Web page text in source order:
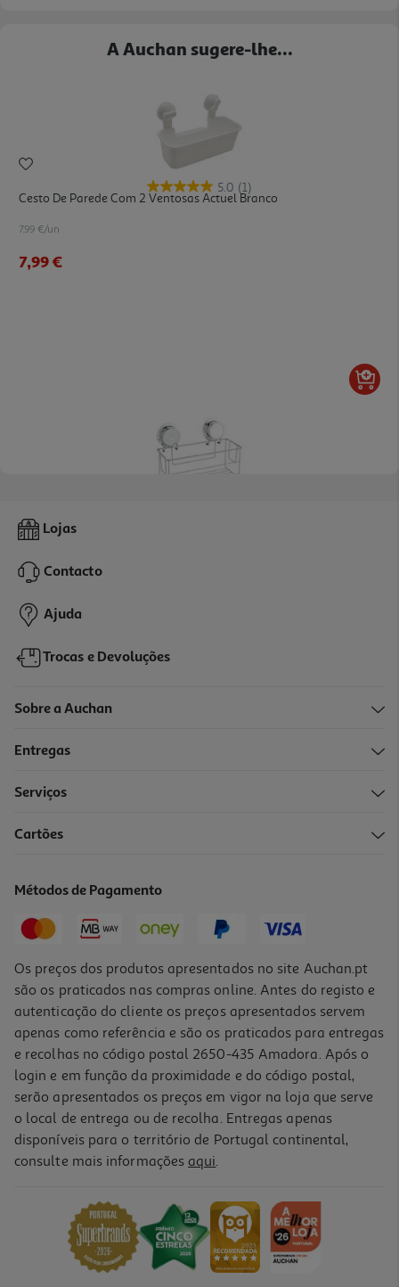
A Auchan sugere-lhe...
5.0 (1)
Cesto De Parede Com 2 Ventosas Actuel Branco
7.99 €/un
7,99 €
Cesto De Parede Com 2 Ventosas Actuel Cromado Prateado
16,99 €
Saboneteira De Parede Com Ventosa Actuel Cromado Prateado
Lojas
Contacto
Ajuda
Trocas e Devoluções
Sobre a Auchan
Entregas
Serviços
Cartões
Métodos de Pagamento
Os preços dos produtos apresentados no site Auchan.pt
são os praticados nas compras online. Antes do registo e
autenticação do cliente os preços apresentados servem
apenas como referência e são os praticados para entregas
e recolhas no código postal 2650-435 Amadora. Após o
login e em função da proximidade e do código postal,
serão apresentados os preços em vigor na loja que serve
o local de entrega ou de recolha. Entregas apenas
disponíveis para o território de Portugal continental,
consulte mais informações aqui.